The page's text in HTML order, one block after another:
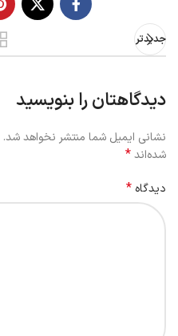
جدیدتر
دیدگاهتان را بنویسید
نشانی ایمیل شما منتشر نخواهد شد.
شده‌اند*
دیدگاه *